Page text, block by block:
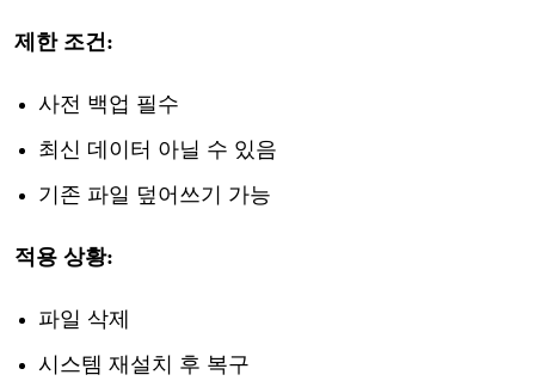
제한 조건:
사전 백업 필수
최신 데이터 아닐 수 있음
기존 파일 덮어쓰기 가능
적용 상황:
파일 삭제
시스템 재설치 후 복구